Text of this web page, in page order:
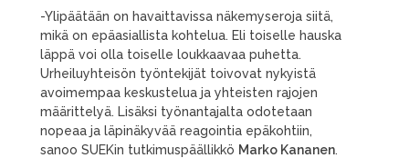
-Ylipäätään on havaittavissa näkemyseroja siitä,
mikä on epäasiallista kohtelua. Eli toiselle hauska
läppä voi olla toiselle loukkaavaa puhetta.
Urheiluyhteisön työntekijät toivovat nykyistä
avoimempaa keskustelua ja yhteisten rajojen
määrittelyä. Lisäksi työnantajalta odotetaan
nopeaa ja läpinäkyvää reagointia epäkohtiin,
sanoo SUEKin tutkimuspäällikkö Marko Kananen.